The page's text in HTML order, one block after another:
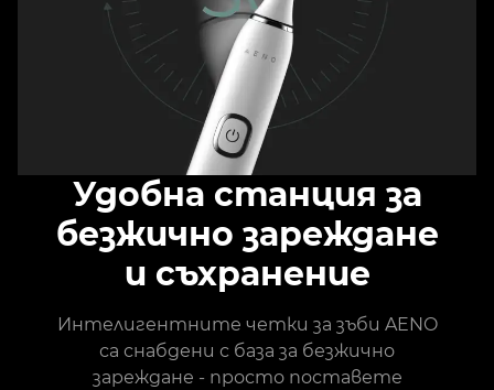
Удобна станция за
безжично зареждане
и съхранение
Интелигентните четки за зъби AENO
са снабдени с база за безжично
зареждане - просто поставете